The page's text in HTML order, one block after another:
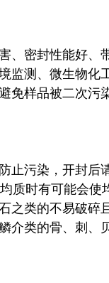
、密封性能好、
监测、微生物化
免样品被二次污
止污染，开封后
质时有可能会使
之类的不易破碎
介类的骨、刺、